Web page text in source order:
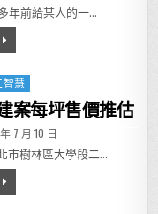
年前給某人的一…
隨居-養生與幸福之道~舊詞新
智慧
案每坪售價推估
DATE:
7 月 10 日
市樹林區大學段二…
學段二小段70地號未來新建